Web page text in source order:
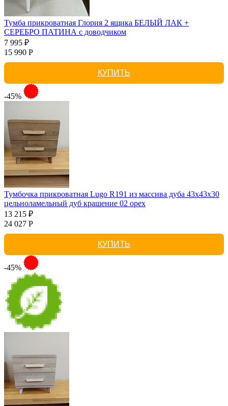
Тумба прикроватная Глория 2 ящика БЕЛЫЙ ЛАК +
СЕРЕБРО ПАТИНА с доводчиком
7 995 ₽
15 990 Р
КУПИТЬ
-45%
Тумбочка прикроватная Lugo R191 из массива дуба 43х43х30
цельноламельный дуб крашение 02 орех
13 215 ₽
24 027 Р
КУПИТЬ
-45%